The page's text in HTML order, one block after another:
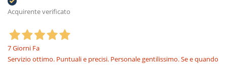
Acquirente verificato
7 Giorni Fa
Servizio ottimo. Puntuali e precisi. Personale gentilissimo. Se e quando